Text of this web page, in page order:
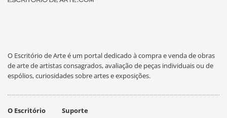
O Escritório de Arte é um portal dedicado à compra e venda de obras
de arte de artistas consagrados, avaliação de peças individuais ou de
espólios, curiosidades sobre artes e exposições.
O Escritório Suporte